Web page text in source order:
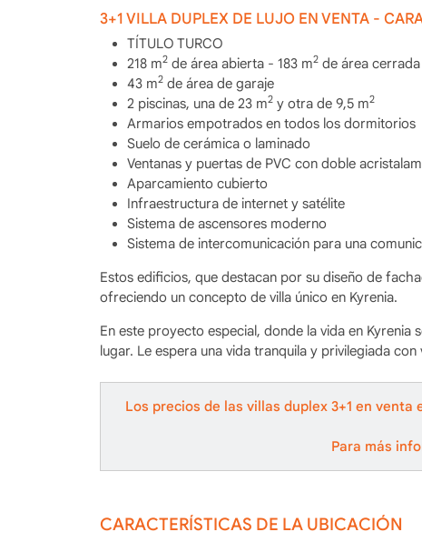
3+1 VILLA DUPLEX DE LUJO EN VENTA -
TÍTULO TURCO
218 m2de área abierta - 183 m2de área cerrada
43 m2de área de garaje
2 piscinas, una de 23 m2y otra de 9,5 m2
Armarios empotrados en todos los dormitorios
Suelo de cerámica o laminado
Ventanas y puertas de PVC con doble
Aparcamiento cubierto
Infraestructura de internet y satélite
Sistema de ascensores moderno
Sistema de intercomunicación para una
Estos edificios, que destacan por su diseño de
ofreciendo un concepto de villa único en Kyrenia.
En este proyecto especial, donde la vida en
lugar. Le espera una vida tranquila y privilegiada
Los precios de las villas duplex 3+1 en
Para más
CARACTERÍSTICAS DE LA UBICACIÓN